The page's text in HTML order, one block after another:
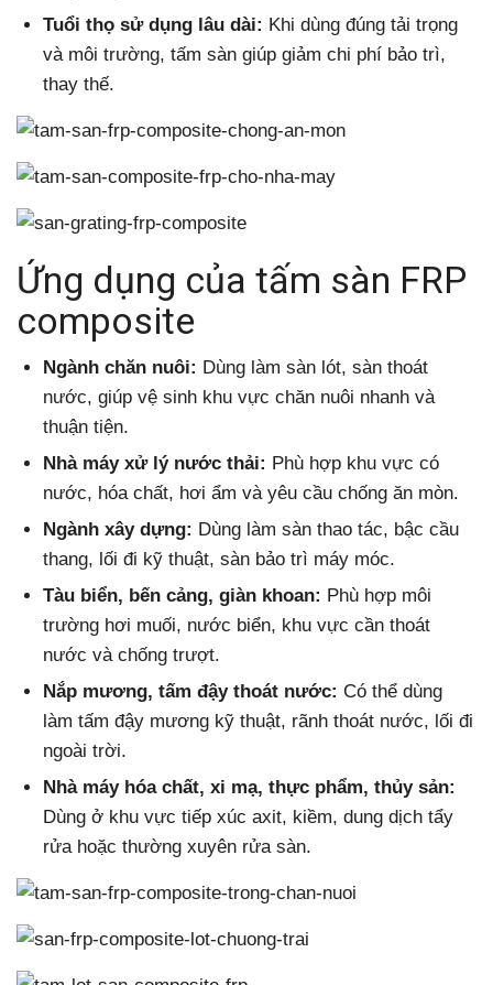
Tuổi thọ sử dụng lâu dài: Khi dùng đúng tải trọng
và môi trường, tấm sàn giúp giảm chi phí bảo trì,
thay thế.
Ứng dụng của tấm sàn FRP
composite
Ngành chăn nuôi: Dùng làm sàn lót, sàn thoát
nước, giúp vệ sinh khu vực chăn nuôi nhanh và
thuận tiện.
Nhà máy xử lý nước thải: Phù hợp khu vực có
nước, hóa chất, hơi ẩm và yêu cầu chống ăn mòn.
Ngành xây dựng: Dùng làm sàn thao tác, bậc cầu
thang, lối đi kỹ thuật, sàn bảo trì máy móc.
Tàu biển, bến cảng, giàn khoan: Phù hợp môi
trường hơi muối, nước biển, khu vực cần thoát
nước và chống trượt.
Nắp mương, tấm đậy thoát nước: Có thể dùng
làm tấm đậy mương kỹ thuật, rãnh thoát nước, lối đi
ngoài trời.
Nhà máy hóa chất, xi mạ, thực phẩm, thủy sản:
Dùng ở khu vực tiếp xúc axit, kiềm, dung dịch tẩy
rửa hoặc thường xuyên rửa sàn.